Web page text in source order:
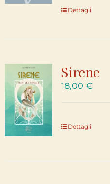
Dettagli
Sirene
18,00 €
Dettagli